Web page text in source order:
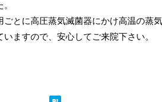
ごとに高圧蒸気滅菌器にかけ高温の蒸
いますので、安心してご来院下さい。